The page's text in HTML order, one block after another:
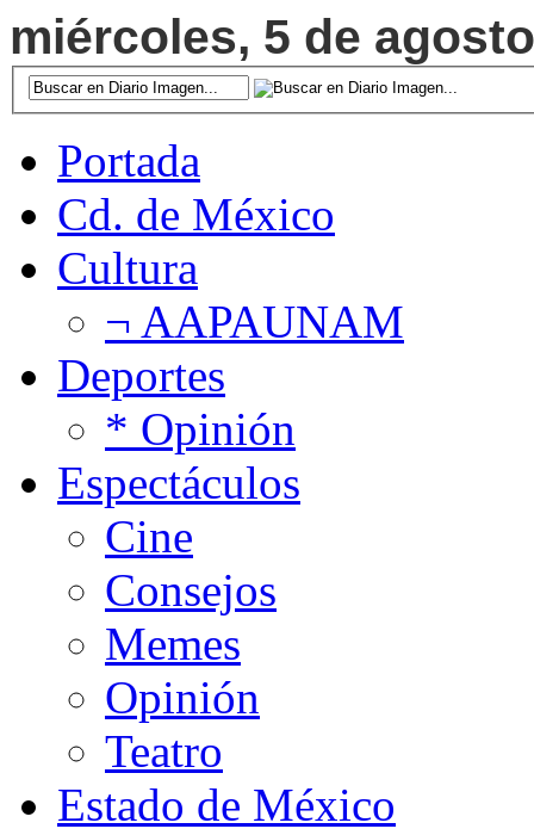
miércoles, 5 de
Portada
Cd. de México
Cultura
¬ AAPAUNAM
Deportes
* Opinión
Espectáculos
Cine
Consejos
Memes
Opinión
Teatro
Estado de México